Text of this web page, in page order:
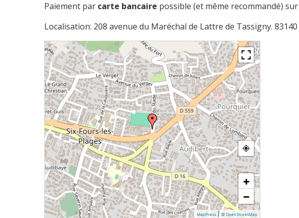
Paiement par carte bancaire possible (et même recommandé) sur
Localisation: 208 avenue du Maréchal de Lattre de Tassigny. 83140
+
−
MapPress | © OpenStreetMap